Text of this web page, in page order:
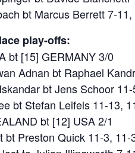
bt Marcus Berrett 7-
play-offs:
bt [15] GERMANY 3/0
Adnan bt Raphael
bt Jens Schoor
bt Stefan Leifels 11-13,
bt [12] USA 2/1
bt Preston Quick 11-3, 11-